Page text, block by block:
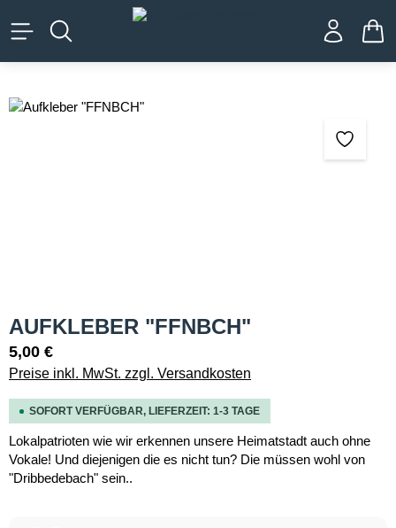
springen
Bildergalerie überspringen
AUFKLEBER "FFNBCH"
5,00 €
Preise inkl. MwSt. zzgl. Versandkosten
SOFORT VERFÜGBAR, LIEFERZEIT: 1-3 TAGE
Lokalpatrioten wie wir erkennen unsere Heimatstadt auch ohne
Vokale! Und diejenigen die es nicht tun? Die müssen wohl von
"Dribbedebach" sein..